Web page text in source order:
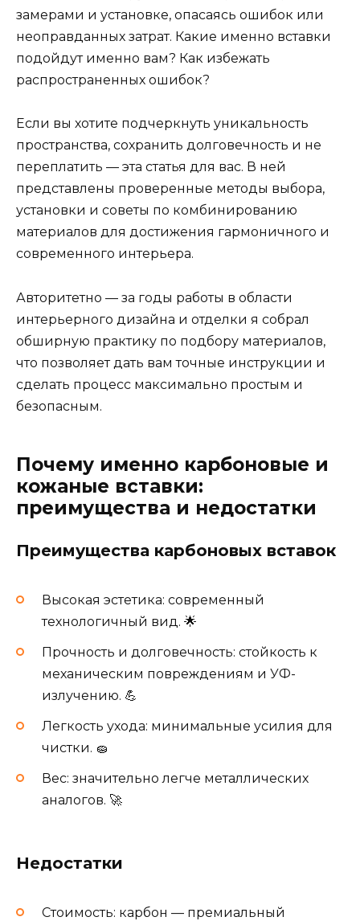
замерами и установке, опасаясь ошибок или
неоправданных затрат. Какие именно вставки
подойдут именно вам? Как избежать
распространенных ошибок?
Если вы хотите подчеркнуть уникальность
пространства, сохранить долговечность и не
переплатить — эта статья для вас. В ней
представлены проверенные методы выбора,
установки и советы по комбинированию
материалов для достижения гармоничного и
современного интерьера.
Авторитетно — за годы работы в области
интерьерного дизайна и отделки я собрал
обширную практику по подбору материалов,
что позволяет дать вам точные инструкции и
сделать процесс максимально простым и
безопасным.
Почему именно карбоновые и
кожаные вставки:
преимущества и недостатки
Преимущества карбоновых вставок
Высокая эстетика: современный
технологичный вид. 🌟
Прочность и долговечность: стойкость к
механическим повреждениям и УФ-
излучению. 💪
Легкость ухода: минимальные усилия для
чистки. 🧽
Вес: значительно легче металлических
аналогов. 🚀
Недостатки
Стоимость: карбон — премиальный